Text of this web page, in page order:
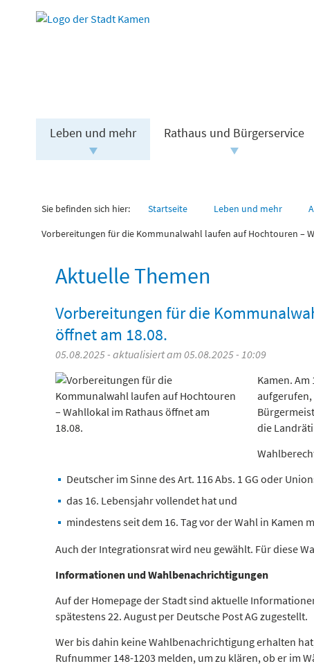
Leben und mehr Rathaus und Bürgerservice
Sie befinden sich hier: Startseite Leben und mehr
Vorbereitungen für die Kommunalwahl laufen auf Hochtouren –
Aktuelle Themen
Vorbereitungen für die
öffnet am 18.08.
05.08.2025 - aktualisiert am 05.08.2025 - 10:09
Kamen.
aufgerufen,
die
Deutscher im Sinne des Art. 116 Abs. 1 GG oder
das 16. Lebensjahr vollendet hat und
mindestens seit dem 16. Tag vor der Wahl in Kamen
Auch der Integrationsrat wird neu gewählt. Für diese
Informationen und Wahlbenachrichtigungen
Auf der Homepage der Stadt sind aktuelle
spätestens 22. August per Deutsche Post AG zugestellt.
Wer bis dahin keine Wahlbenachrichtigung erhalten
Rufnummer 148-1203 melden, um zu klären, ob er im